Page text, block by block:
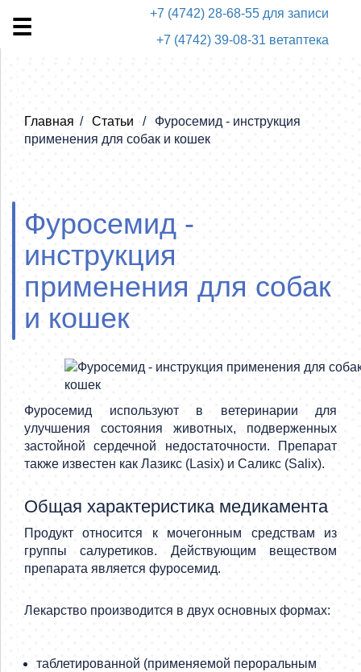
+7 (4742) 28-68-55 для записи
+7 (4742) 39-08-31 ветаптека
Главная Статьи
Фуросемид - инструкция
применения для собак и кошек
Фуросемид -
инструкция
применения для собак
и кошек
Фуросемид используют в ветеринарии для
улучшения состояния животных, подверженных
застойной сердечной недостаточности. Препарат
также известен как Лазикс (Lasix) и Саликс (Salix).
Общая характеристика медикамента
Продукт относится к мочегонным средствам из
группы салуретиков. Действующим веществом
препарата является фуросемид.
Лекарство производится в двух основных формах:
таблетированной (применяемой пероральным